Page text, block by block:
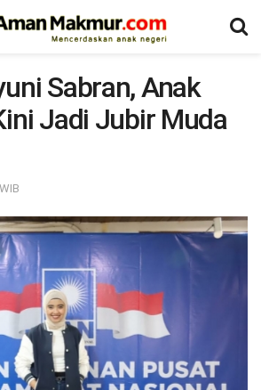
Sabran, Anak
Jadi Jubir Muda